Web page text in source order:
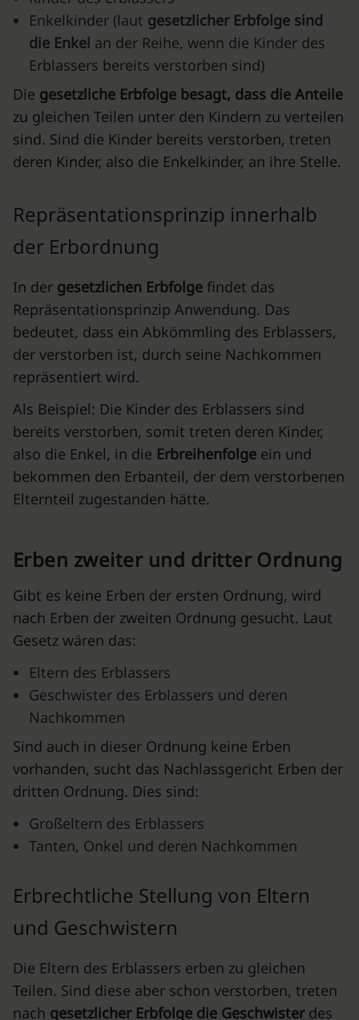
Enkelkinder (laut gesetzlicher Erbfolge sind
die Enkel an der Reihe, wenn die Kinder des
Erblassers bereits verstorben sind)
Die gesetzliche Erbfolge besagt, dass die Anteile
zu gleichen Teilen unter den Kindern zu verteilen
sind. Sind die Kinder bereits verstorben, treten
deren Kinder, also die Enkelkinder, an ihre Stelle.
Repräsentationsprinzip innerhalb
der Erbordnung
In der gesetzlichen Erbfolge findet das
Repräsentationsprinzip Anwendung. Das
bedeutet, dass ein Abkömmling des Erblassers,
der verstorben ist, durch seine Nachkommen
repräsentiert wird.
Als Beispiel: Die Kinder des Erblassers sind
bereits verstorben, somit treten deren Kinder,
also die Enkel, in die Erbreihenfolge ein und
bekommen den Erbanteil, der dem verstorbenen
Elternteil zugestanden hätte.
Erben zweiter und dritter Ordnung
Gibt es keine Erben der ersten Ordnung, wird
nach Erben der zweiten Ordnung gesucht. Laut
Gesetz wären das:
Eltern des Erblassers
Geschwister des Erblassers und deren
Nachkommen
Sind auch in dieser Ordnung keine Erben
vorhanden, sucht das Nachlassgericht Erben der
dritten Ordnung. Dies sind:
Großeltern des Erblassers
Tanten, Onkel und deren Nachkommen
Erbrechtliche Stellung von Eltern
und Geschwistern
Die Eltern des Erblassers erben zu gleichen
Teilen. Sind diese aber schon verstorben, treten
nach gesetzlicher Erbfolge die Geschwisterdes